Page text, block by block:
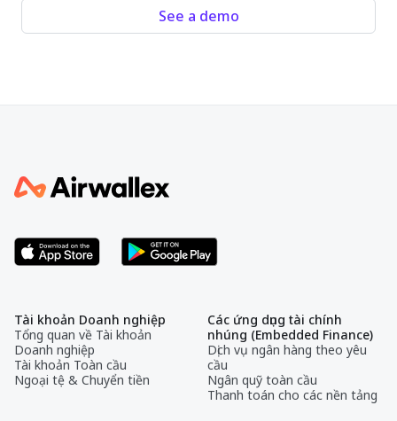
See a demo
Tài khoản Doanh nghiệp
Tổng quan về Tài khoản
Doanh nghiệp
Tài khoản Toàn cầu
Ngoại tệ & Chuyển tiền
Các ứng dụng tài chính
nhúng (Embedded Finance)
Dịch vụ ngân hàng theo yêu
cầu
Ngân quỹ toàn cầu
Thanh toán cho các nền tảng